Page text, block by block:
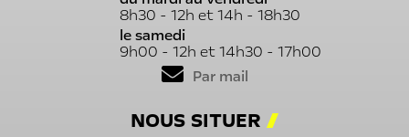
8h30 - 12h et 14h - 18h30
le samedi
9h00 - 12h et 14h30 - 17h00
Par mail
NOUS SITUER